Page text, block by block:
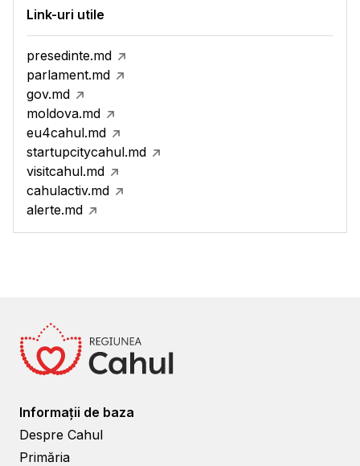
Link-uri utile
presedinte.md
parlament.md
gov.md
moldova.md
eu4cahul.md
startupcitycahul.md
visitcahul.md
cahulactiv.md
alerte.md
Informații de baza
Despre Cahul
Primăria